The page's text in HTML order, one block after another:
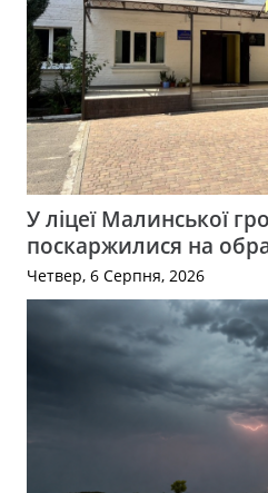
У ліцеї Малинської
поскаржилися на
Четвер, 6 Серпня, 2026